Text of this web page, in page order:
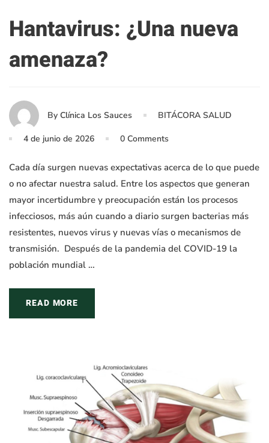
Hantavirus: ¿Una nueva
amenaza?
By Clínica Los Sauces BITÁCORA SALUD
4 de junio de 2026 0 Comments
Cada día surgen nuevas expectativas acerca de lo que puede
o no afectar nuestra salud. Entre los aspectos que generan
mayor incertidumbre y preocupación están los procesos
infecciosos, más aún cuando a diario surgen bacterias más
resistentes, nuevos virus y nuevas vías o mecanismos de
transmisión. Después de la pandemia del COVID-19 la
población mundial …
READ MORE